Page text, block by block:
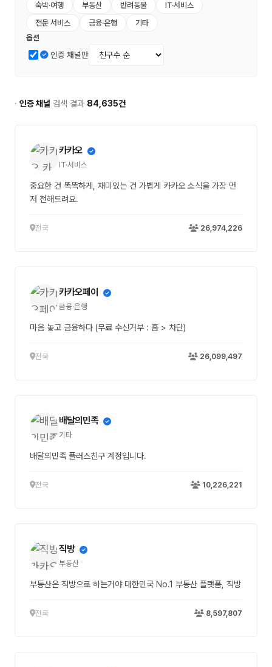
숙박·여행
부동산 반려동물
IT·서비스
전문 서비스
금융·은행
기타
옵션
인증 채널만
· 인증 채널 검색 결과 84,635건
카카오
IT·서비스
중요한 건 똑똑하게, 재미있는 건 가볍게 카카오 소식을 가장 먼
저 전해드려요.
전국 26,974,226
카카오페이
금융·은행
마음 놓고 금융하다 (무료 수신거부 : 홈 > 차단)
전국 26,099,497
배달의민족
기타
배달의민족 플러스친구 계정입니다.
전국 10,226,221
직방
부동산
부동산은 직방으로 하는거야 대한민국 No.1 부동산 플랫폼, 직방
전국 8,597,807